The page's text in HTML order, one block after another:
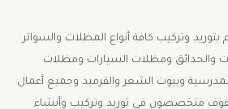
وتركيب كافة أنواع المظلات والسواتر
والحدائق ومظلات السيارات ومظلات
وبيوت الشعر والقرميد وجميع أعمال
متخصصون في توريد وتركيب وأنشاء